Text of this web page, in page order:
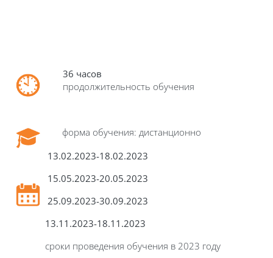
36 часов
продолжительность обучения
форма обучения: дистанционно
13.02.2023-18.02.2023
15.05.2023-20.05.2023
25.09.2023-30.09.2023
13.11.2023-18.11.2023
сроки проведения обучения в 2023 году